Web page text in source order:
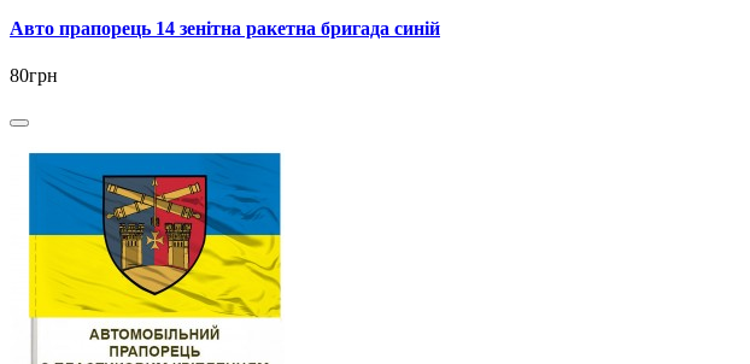
Авто прапорець 14 зенітна ракетна бригада синій
80грн